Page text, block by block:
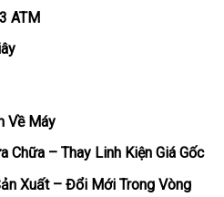
ATM
Về Máy
Chữa – Thay Linh Kiện Giá Gốc
Xuất – Đổi Mới Trong Vòng